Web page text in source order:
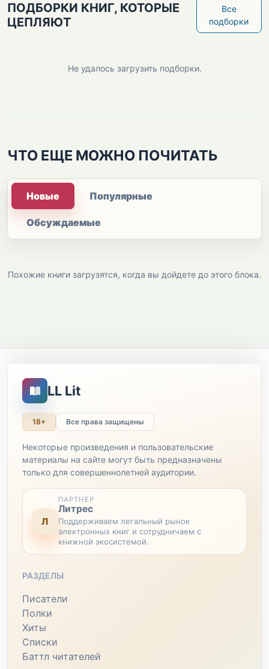
ПОДБОРКИ КНИГ, КОТОРЫЕ
ЦЕПЛЯЮТ
Все
подборки
Не удалось загрузить подборки.
ЧТО ЕЩЕ МОЖНО ПОЧИТАТЬ
Новые Популярные
Обсуждаемые
Похожие книги загрузятся, когда вы дойдете до этого блока.
LL Lit
18+ Все права защищены
Некоторые произведения и пользовательские
материалы на сайте могут быть предназначены
только для совершеннолетней аудитории.
Л
ПАРТНЕР
Литрес
Поддерживаем легальный рынок
электронных книг и сотрудничаем с
книжной экосистемой.
РАЗДЕЛЫ
Писатели
Полки
Хиты
Списки
Баттл читателей